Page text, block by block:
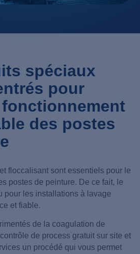
spéciaux
pour
des postes
floccalisant sont essentiels pour le
postes de peinture. De ce fait, le
pour les installations à lavage
et fiable.
de la coagulation de
de process gratuit sur site et
un procédé qui vous permet